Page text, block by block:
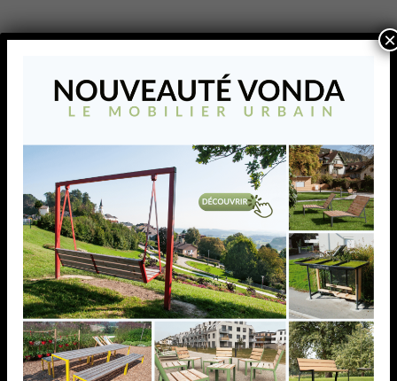
Main-courante / Set
Protection de chants 24×3
Main-courante / Set Protection de chants 24×3
×